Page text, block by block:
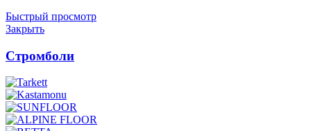
Быстрый просмотр
Закрыть
Стромболи